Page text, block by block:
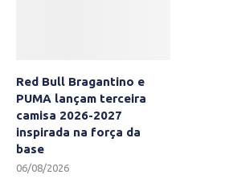
Red Bull Bragantino e
PUMA lançam terceira
camisa 2026-2027
inspirada na força da
base
06/08/2026